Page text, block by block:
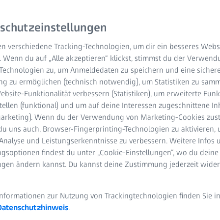
machen!“ Als Data Engineer hat Simon bei ZEISS Digital
Informationslogistik zu tun – und zugleich den großen
von Services oder die Optimierung eines Maschinenlebens.
den kleinsten Informationseinheiten für Simon so reizvoll
jeglicher Datenarbeit. Er baut die digitalen
Somit gehört er zu den ersten im Unternehmen, die
die immer mehr und nahezu überall gebraucht wird.
verschiedene Tracking-Technologien, um dir ein besseres
Wenn du auf „Alle akzeptieren“ klickst, stimmst du der
zu, um Anmeldedaten zu speichern und eine sichere
zu ermöglichen (technisch notwendig), um Statistiken zu
Funktionalität verbessern (Statistiken), um erweiterte
(funktional) und um auf deine Interessen zugeschnittene
Wenn du der Verwendung von Marketing-Cookies
uns auch, Browser-Fingerprinting-Technologien zu aktivieren,
und Leistungserkenntnisse zu verbessern. Weitere Infos
findest du unter „Cookie-Einstellungen“, wo du deine
ändern kannst. Du kannst deine Zustimmung jederzeit
zur Nutzung von Trackingtechnologien finden Sie in
.